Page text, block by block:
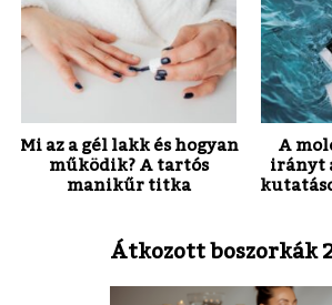
Mi az a gél lakk és hogyan
működik? A tartós
manikűr titka
A
irányt
Átkozott boszorkák 2